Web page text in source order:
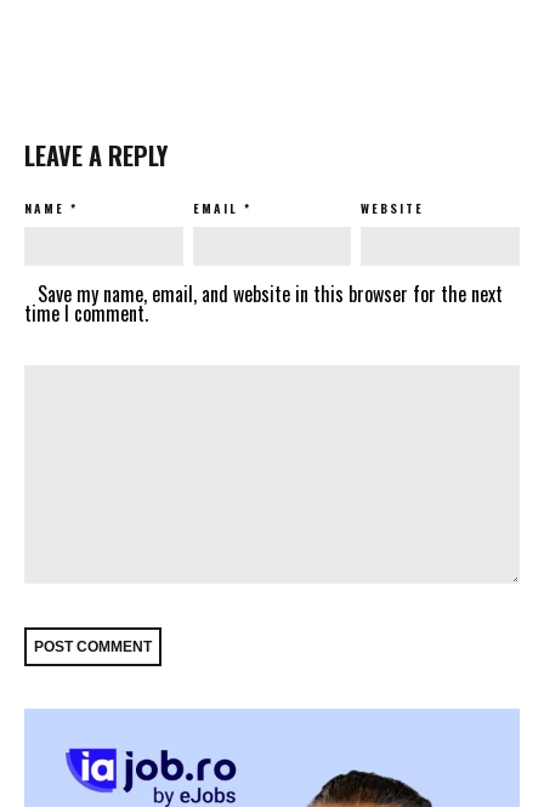
LEAVE A REPLY
NAME * EMAIL * WEBSITE
Save my name, email, and website in this browser for the next
time I comment.